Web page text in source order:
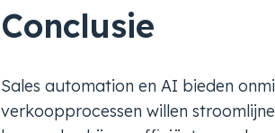
Conclusie
Sales automation en AI bieden
verkoopprocessen willen